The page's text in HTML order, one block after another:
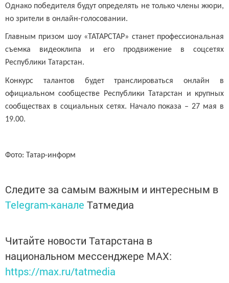
Однако победителя будут определять не только члены жюри,
но зрители в онлайн-голосовании.
Главным призом шоу «ТАТАРСТАР» станет профессиональная
съемка видеоклипа и его продвижение в соцсетях
Республики Татарстан.
Конкурс талантов будет транслироваться онлайн в
официальном сообществе Республики Татарстан и крупных
сообществах в социальных сетях. Начало показа – 27 мая в
19.00.
Фото: Татар-информ
Следите за самым важным и интересным в
Telegram-канале Татмедиа
Читайте новости Татарстана в
национальном мессенджере MАХ:
https://max.ru/tatmedia